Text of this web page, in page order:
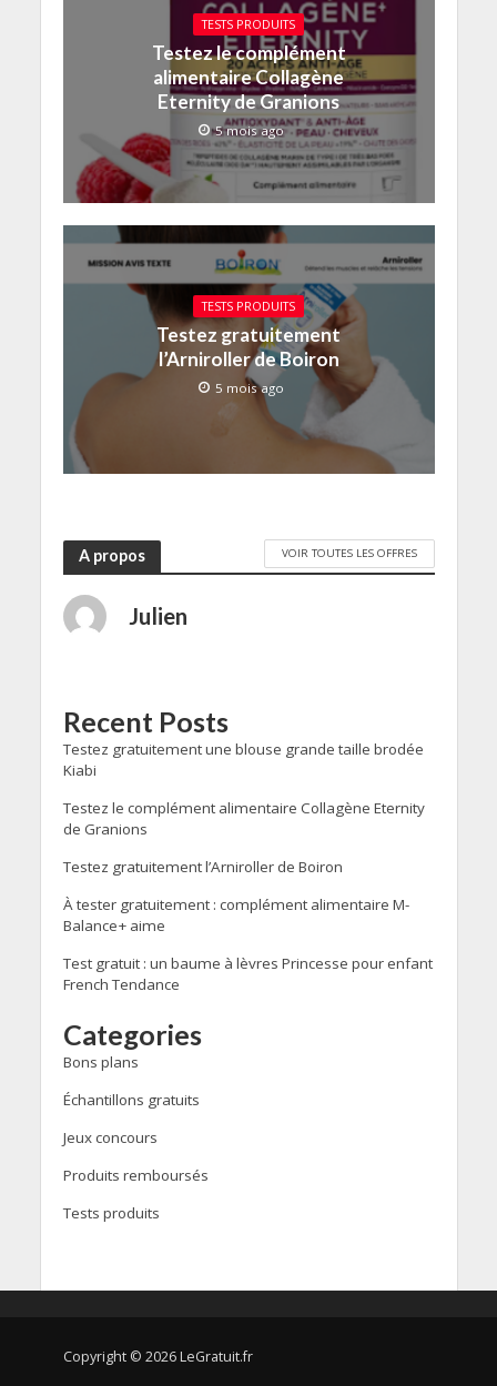
TESTS PRODUITS
Testez le complément
alimentaire Collagène
Eternity de Granions
5 mois ago
TESTS PRODUITS
Testez gratuitement
l’Arniroller de Boiron
5 mois ago
A propos VOIR TOUTES LES OFFRES
Julien
Recent Posts
Testez gratuitement une blouse grande taille brodée
Kiabi
Testez le complément alimentaire Collagène Eternity
de Granions
Testez gratuitement l’Arniroller de Boiron
À tester gratuitement : complément alimentaire M-
Balance+ aime
Test gratuit : un baume à lèvres Princesse pour enfant
French Tendance
Categories
Bons plans
Échantillons gratuits
Jeux concours
Produits remboursés
Tests produits
Copyright © 2026 LeGratuit.fr